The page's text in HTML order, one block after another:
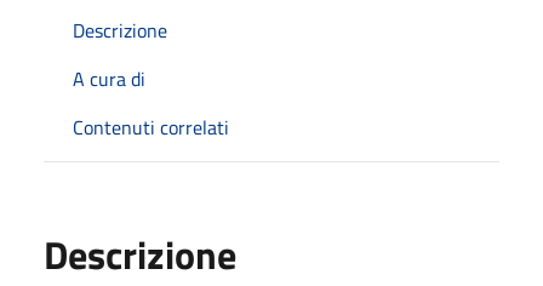
Descrizione
A cura di
Contenuti correlati
Descrizione